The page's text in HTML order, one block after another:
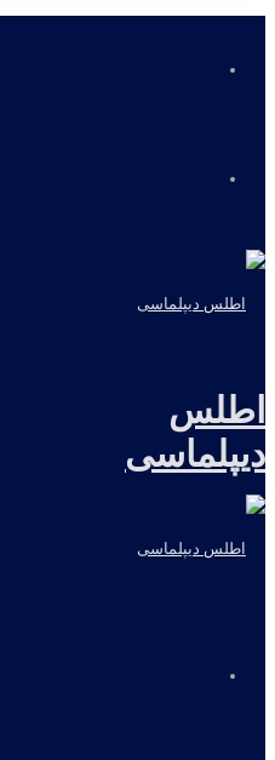
اطلس
دیپلماسی